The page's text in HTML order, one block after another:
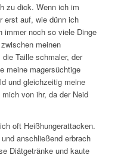
zu dick. Wenn ich im
erst auf, wie dünn ich
immer noch so viele Dinge
meinen
Taille schmaler, der
meine magersüchtige
und gleichzeitig meine
von ihr, da der Neid
oft Heißhungerattacken.
anschließend erbrach
Diätgetränke und kaute